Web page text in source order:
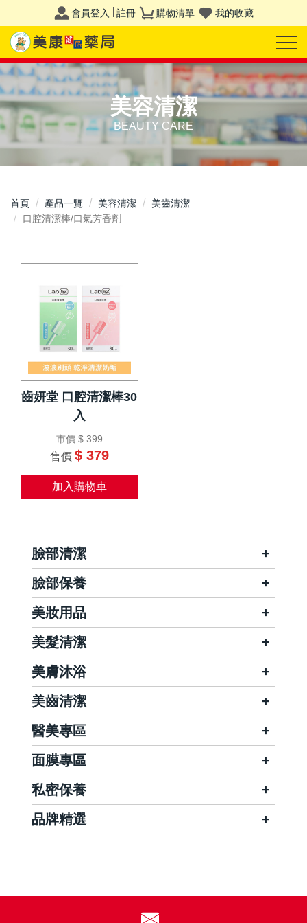
會員登入 註冊 購物清單 我的收藏
美容清潔
BEAUTY CARE
首頁 產品一覽 美容清潔
美齒清潔
口腔清潔棒/口氣芳香劑
齒妍堂 口腔清潔棒30
入
市價 $ 399
售價 $ 379
加入購物車
臉部清潔
臉部保養
美妝用品
美髮清潔
美膚沐浴
美齒清潔
醫美專區
面膜專區
私密保養
品牌精選